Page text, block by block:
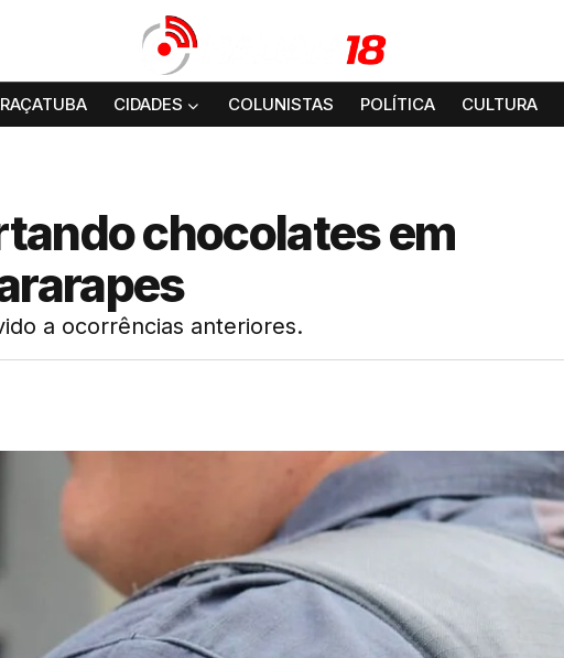
CIDADES COLUNISTAS POLÍTICA CULTURA
chocolates em
a ocorrências anteriores.